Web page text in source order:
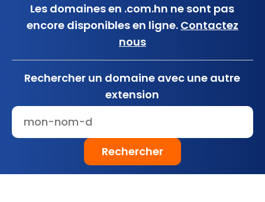
Les domaines en .com.hn ne sont pas
encore disponibles en ligne. Contactez
nous
Rechercher un domaine avec une autre
extension
Rechercher